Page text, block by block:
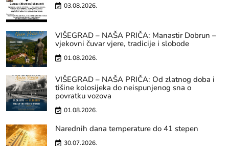
03.08.2026.
VIŠEGRAD – NAŠA PRIČA: Manastir Dobrun –
vjekovni čuvar vjere, tradicije i slobode
01.08.2026.
VIŠEGRAD – NAŠA PRIČA: Od zlatnog doba i
tišine kolosijeka do neispunjenog sna o
povratku vozova
01.08.2026.
Narednih dana temperature do 41 stepen
30.07.2026.